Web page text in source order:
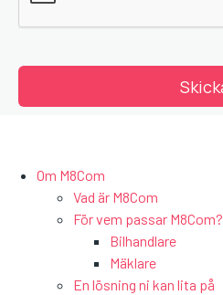
Om M8Com
Vad är M8Com
För vem passar M8Com?
Bilhandlare
Mäklare
En lösning ni kan lita på